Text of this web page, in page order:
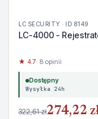
LC SECURITY · ID 8149
LC-4000 -
★ 4.7· 8 opinii
Dostępny
Wysyłka 24h
322,61 zł274,22